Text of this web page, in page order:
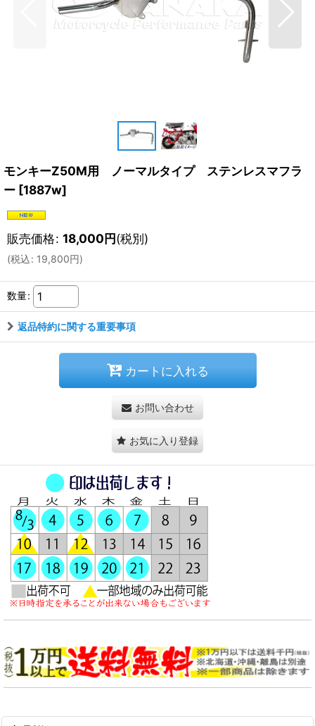
モンキーZ50M用 ノーマルタイプ ステンレスマフラ
ー [1887w]
販売価格: 18,000円(税別)
(税込: 19,800円)
数量:
返品特約に関する重要事項
カートに入れる
お問い合わせ
お気に入り登録